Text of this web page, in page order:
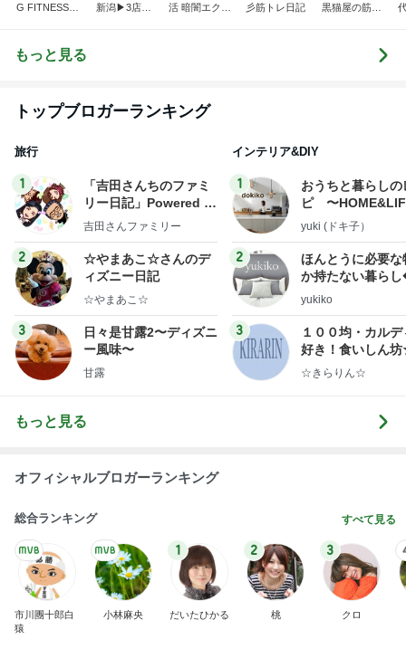
G FITNESS C
新潟▶3店舗
活 暗闇エクサ
彡筋トレ日記
黒猫屋の筋ト
もっと見る
トップブロガーランキング
旅行
1
「吉田さんちのファミ
リー日記」Powered b
y Ameba 吉田さんファ
ミリーオフィシャルブ
ログ
吉田さんファミリー
2
☆やまあこ☆さんのデ
ィズニー日記
☆やまあこ☆
3
日々是甘露2〜ディズニ
ー風味〜
甘露
インテリア&DIY
1
おうちと暮らしの
ピ 〜
yuki (ドキ子）
2
ほんとうに必要な
か持たない暮ら
ep Life Simple◆
ンテリアのきろく
yukiko
3
１００均・カルデ
好き！食いしん
らりん☆のブログ
☆きらりん☆
もっと見る
オフィシャルブロガーランキング
総合ランキング すべて見る
市川團十郎白
猿
小林麻央
1
だいたひかる
2
桃
3
クロ